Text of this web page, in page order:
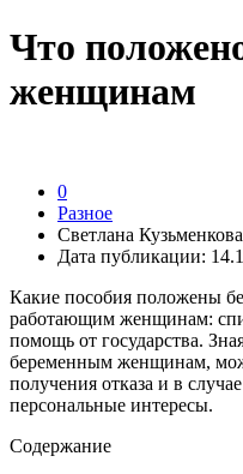
Что
женщинам
0
Разное
Светлана Кузьменкова
Дата публикации:
Какие пособия положены
работающим женщинам:
помощь от государства.
беременным женщинам,
получения отказа и в
персональные интересы.
Содержание